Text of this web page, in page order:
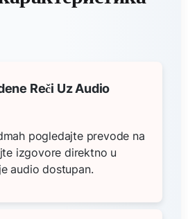
Reči Uz Audio
pogledajte prevode na
izgovore direktno u
audio dostupan.